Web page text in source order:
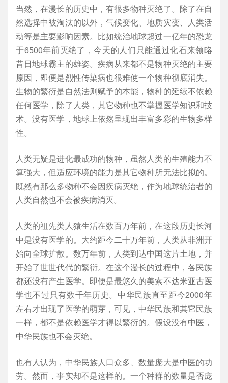
当然，在漫长的历史中，有很多物种灭绝了。除了在自
然选择中被淘汰的以外，气候变化、地质灾变、人类活
动等是主要影响因素。比如统治地球超过一亿年的恐龙
于6500年前灭绝了，今天的人们只能通过化石来领略
昔日地球霸主的雄姿。疾病从来都不是物种灭绝的主要
原因，即便是烈性传染病也很难使一个物种彻底消失。
生物的繁衍是自然法则赋予的本能，物种的延续不依赖
任何医学，除了人类，其它物种也不掌握医学知识和技
术。没有医学，地球上依然呈现出丰富多彩的生物多样
性。
人类无疑是进化最成功的物种，虽然人类的生殖能力不
算强大，但适应环境的能力是其它物种所无法比拟的。
既然有那么多物种不会因疾病灭绝，作为地球统治者的
人类自然也不会被疾病消灭。
人类的祖先类人猿生活在数百万年前，在这段历史长河
中是没有医学的。大约距今二十万年前，人类从非洲开
始向全球扩散。数万年前，人类到达中国这片土地，并
开始了世世代代的繁衍。在这个漫长的过程中，各民族
都还没有产生医学。即便是最悠久的美索不达米亚古医
学也不过只有数千年历史。中华民族直至距今2000年
左右才出现了医学的萌芽，可见，中华民族和其它民族
一样，都不是依赖医学才得以繁衍的。假设没有中医，
中华民族也不会灭绝。
也有人认为，中华民族人口众多、数量庞大是中医的功
劳。然而，事实却不是这样的。一个种群的数量是否庞